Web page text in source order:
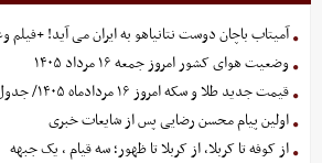
آمیتاب باچان دوست نتانیاهو به ایران می آید!
وضعیت هوای کشور امروز جمعه ۱۶ مرداد ۱۴۰۵
قیمت جدید طلا و سکه امروز ۱۶ مردادماه ۱۴۰۵/ جدول
اولین پیام محسن رضایی پس از شایعات خبری
از کوفه تا کربلا، از کربلا تا ظهور؛ سه قیام ، یک جبهه